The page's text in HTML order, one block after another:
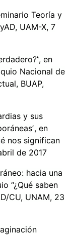
Teoría y
UAM-X, 7
”, en
Nacional de
BUAP,
y sus
áneas”, en
nos significan
de 2017
áneo: hacia una
“¿Qué saben
CU, UNAM, 23
n